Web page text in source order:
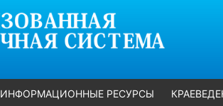
ИНФОРМАЦИОННЫЕ РЕСУРСЫ